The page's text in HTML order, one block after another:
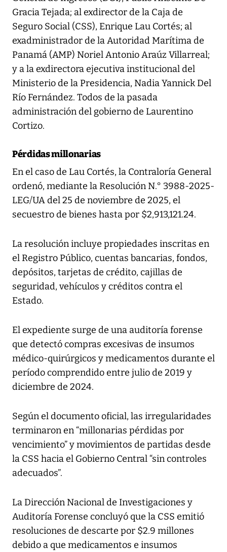
Gracia Tejada; al exdirector de la Caja de
Seguro Social (CSS), Enrique Lau Cortés; al
exadministrador de la Autoridad Marítima de
Panamá (AMP) Noriel Antonio Araúz Villarreal;
y a la exdirectora ejecutiva institucional del
Ministerio de la Presidencia, Nadia Yannick Del
Río Fernández. Todos de la pasada
administración del gobierno de Laurentino
Cortizo.
Pérdidas millonarias
En el caso de Lau Cortés, la Contraloría General
ordenó, mediante la Resolución N.° 3988-2025-
LEG/UA del 25 de noviembre de 2025, el
secuestro de bienes hasta por $2,913,121.24.
La resolución incluye propiedades inscritas en
el Registro Público, cuentas bancarias, fondos,
depósitos, tarjetas de crédito, cajillas de
seguridad, vehículos y créditos contra el
Estado.
El expediente surge de una auditoría forense
que detectó compras excesivas de insumos
médico-quirúrgicos y medicamentos durante el
período comprendido entre julio de 2019 y
diciembre de 2024.
Según el documento oficial, las irregularidades
terminaron en “millonarias pérdidas por
vencimiento” y movimientos de partidas desde
la CSS hacia el Gobierno Central “sin controles
adecuados”.
La Dirección Nacional de Investigaciones y
Auditoría Forense concluyó que la CSS emitió
resoluciones de descarte por $2.9 millones
debido a que medicamentos e insumos